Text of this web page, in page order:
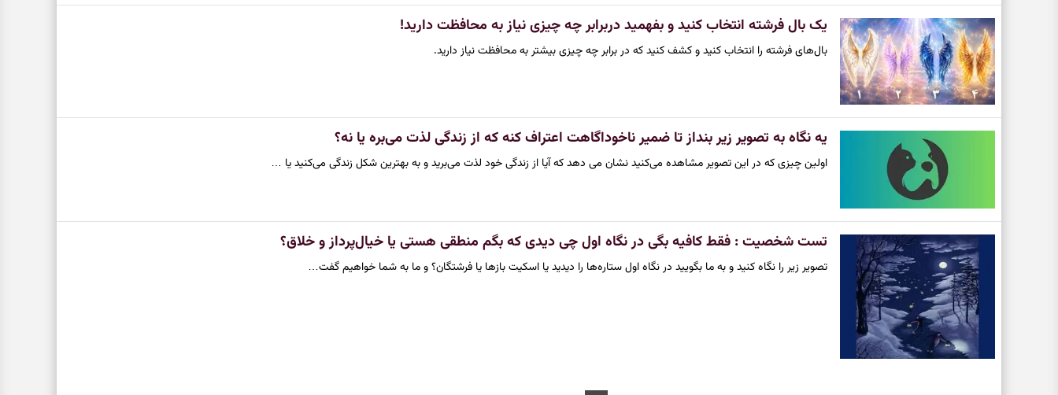
یک بال فرشته انتخاب کنید و بفهمید دربرابر چه چیزی نیاز به محافظت دارید!
بال‌های فرشته را انتخاب کنید و کشف کنید که در برابر چه چیزی بیشتر به محافظت نیاز دارید.
یه نگاه به تصویر زیر بنداز تا ضمیر ناخوداگاهت اعتراف کنه که از زندگی لذت می‌بره یا نه؟
اولین چیزی که در این تصویر مشاهده می‌کنید نشان می دهد که آیا از زندگی خود لذت می‌برید و به بهترین شکل زندگی می‌کنید یا …
تست شخصیت : فقط کافیه بگی در نگاه اول چی دیدی که بگم منطقی هستی یا خیال‌پرداز و خلاق؟
تصویر زیر را نگاه کنید و به ما بگویید در نگاه اول ستاره‌ها را دیدید یا اسکیت بازها یا فرشتگان؟ و ما به شما خواهیم گفت…